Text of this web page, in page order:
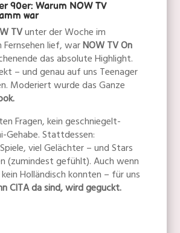
90er: Warum NOW TV
war
TVunter der Woche im
Fernsehen lief, warNOW TV On
das absolute Highlight.
– und genau auf uns Teenager
Moderiert wurde das Ganze
Fragen, kein geschniegelt-
Gehabe. Stattdessen:
viel Gelächter – und Stars
(zumindest gefühlt). Auch wenn
Holländisch konnten – für uns
CITA da sind, wird geguckt.